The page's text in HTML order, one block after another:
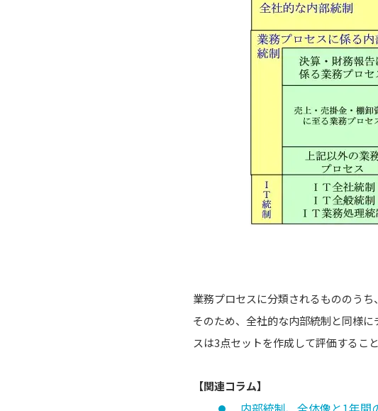
業務プロセスに分類されるもののう
そのため、全社的な内部統制と同様
スは3点セットを作成して評価するこ
【関連コラム】